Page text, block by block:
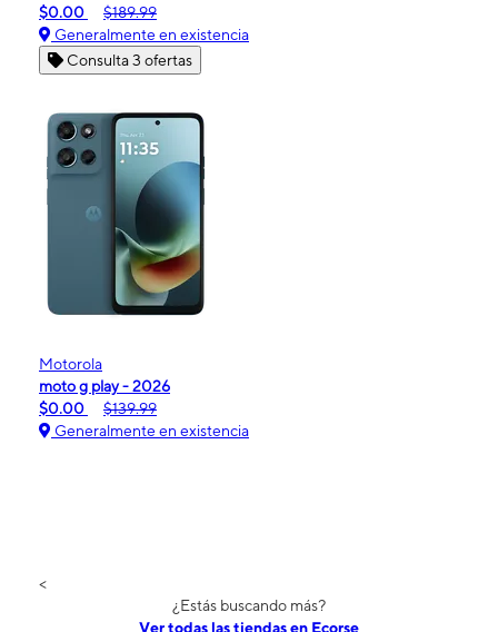
$0.00
$189.99
Generalmente en existencia
Consulta 3 ofertas
Motorola
moto g play - 2026
$0.00
$139.99
Generalmente en existencia
<
¿Estás buscando más?
Ver todas las tiendas en Ecorse